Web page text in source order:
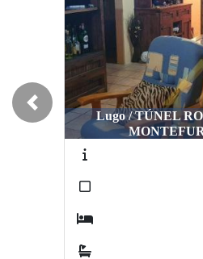
Lugo / TÚNEL
Previous